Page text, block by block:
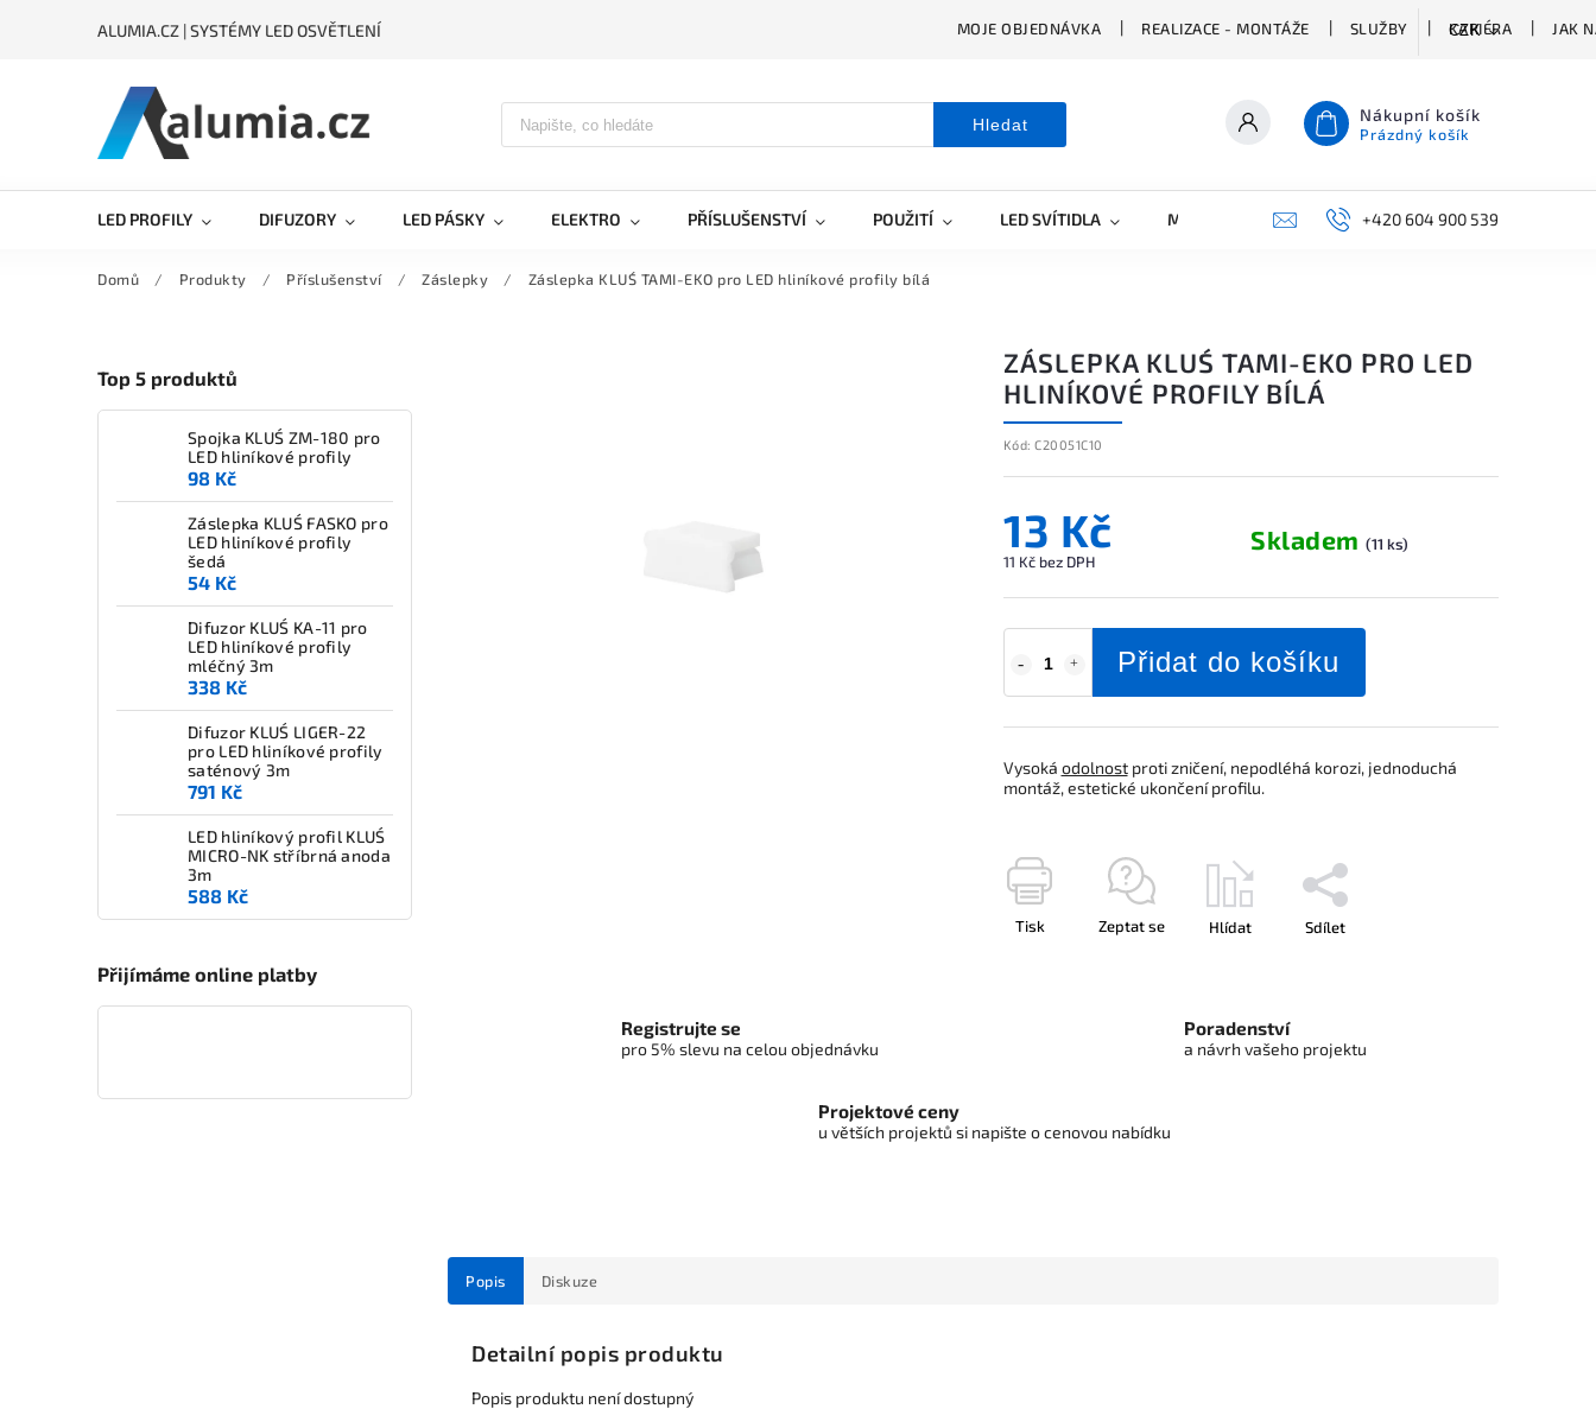
ALUMIA.CZ | SYSTÉMY LED OSVĚTLENÍ MOJE OBJEDNÁVKA REALIZACE - MONTÁŽE SLUŽBY KARIÉRA JAK
CZK
Hledat Nákupní košík
Prázdný košík
LED PROFILY DIFUZORY LED PÁSKY ELEKTRO PŘÍSLUŠENSTVÍ POUŽITÍ LED SVÍTIDLA MARKETING KONTAKTY+420 604 900 539
Domů / Produkty / Příslušenství / Záslepky / Záslepka KLUŚ TAMI-EKO pro LED hliníkové profily bílá
Top 5 produktů
Spojka KLUŚ ZM-180 pro
LED hliníkové profily
98 Kč
Záslepka KLUŚ FASKO pro
LED hliníkové profily
šedá
54 Kč
Difuzor KLUŚ KA-11 pro
LED hliníkové profily
mléčný 3m
338 Kč
Difuzor KLUŚ LIGER-22
pro LED hliníkové profily
saténový 3m
791 Kč
LED hliníkový profil KLUŚ
MICRO-NK stříbrná anoda
3m
588 Kč
Přijímáme online platby
ZÁSLEPKA KLUŚ TAMI-EKO PRO LED
HLINÍKOVÉ PROFILY BÍLÁ
Kód: C20051C10
13 Kč
11 Kč bez DPH
Skladem(11 ks)
Přidat do košíku
Vysoká odolnostproti zničení, nepodléhá korozi, jednoduchá
montáž, estetické ukončení profilu.
Tisk Zeptat se Hlídat Sdílet
Registrujte se
pro 5% slevu na celou objednávku
Poradenství
a návrh vašeho projektu
Projektové ceny
u větších projektů si napište o cenovou nabídku
Popis Diskuze
Detailní popis produktu
Popis produktu není dostupný